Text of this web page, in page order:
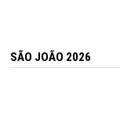
SÃO JOÃO 2026